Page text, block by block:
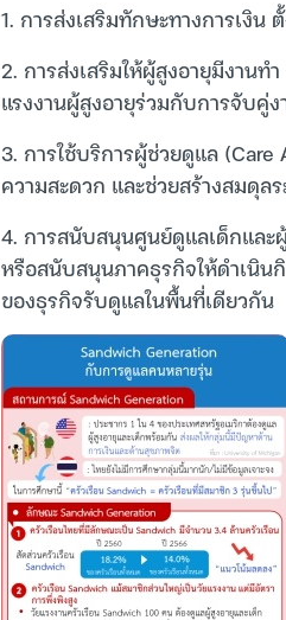
1. การส่งเสริมทักษะทางการเงิ
2. การส่งเสริมให้ผู้สูงอายุมีงาน
แรงงานผู้สูงอายุร่วมกับการจับคู่
3. การใช้บริการผู้ช่วยดูแล (Care
ความสะดวก และช่วยสร้างสมดุล
4. การสนับสนุนศูนย์ดูแลเด็กแล
หรือสนับสนุนภาคธุรกิจให้ดำเนิน
ของธุรกิจรับดูแลในพื้นที่เดียวกัน